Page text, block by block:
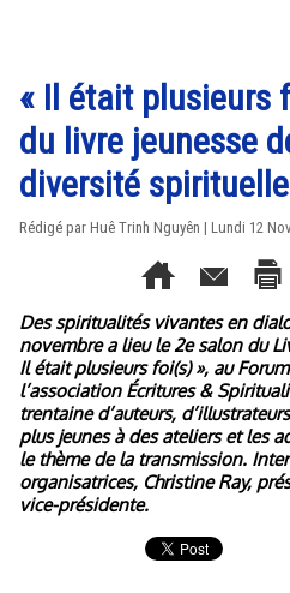
« Il était plusieurs
du livre jeunesse
diversité spirituelle
Rédigé par Huê Trinh Nguyên | Lundi 12
Des spiritualités vivantes en
novembre a lieu le 2e salon du
Il était plusieurs foi(s) », au
l’association Écritures &
trentaine d’auteurs,
plus jeunes à des ateliers et les
le thème de la transmission.
organisatrices, Christine Ray,
vice-présidente.